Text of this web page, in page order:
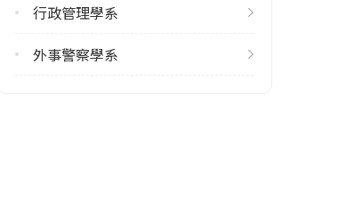
行政管理學系
外事警察學系